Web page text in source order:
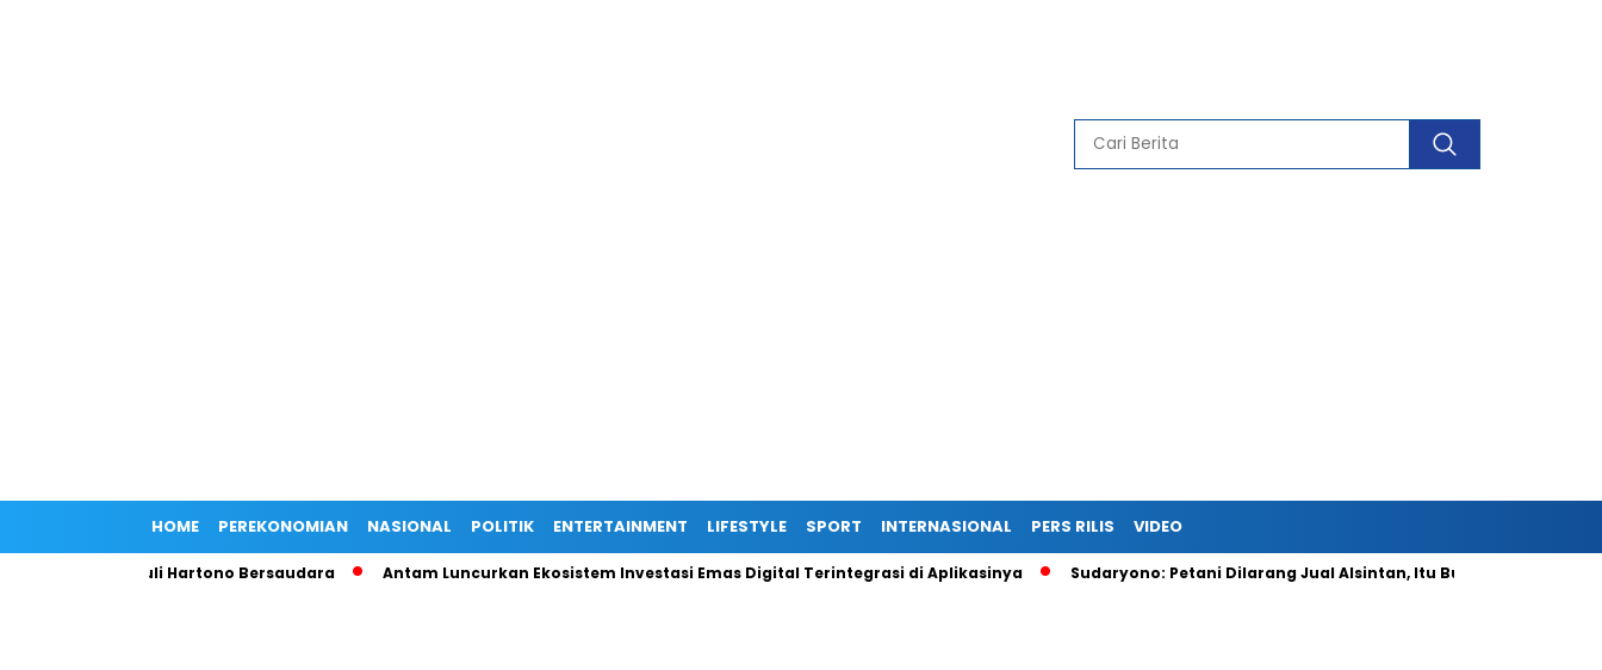
HOME PEREKONOMIAN NASIONAL POLITIK ENTERTAINMENT LIFESTYLE SPORT INTERNASIONAL PERS RILIS VIDEO
Ungguli Hartono Bersaudara Antam Luncurkan Ekosistem Investasi Emas Digital Terintegrasi di Aplikasinya Sudaryono: Petani Dilarang Jual Alsintan, Itu Bukan Milik Pribadi!